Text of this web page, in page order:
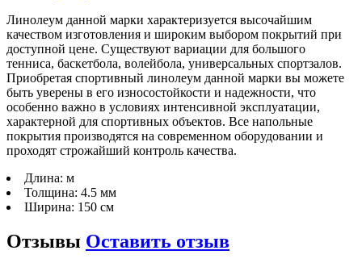
Линолеум данной марки характеризуется высочайшим
качеством изготовления и широким выбором покрытий при
доступной цене. Существуют вариации для большого
тенниса, баскетбола, волейбола, универсальных спортзалов.
Приобретая спортивный линолеум данной марки вы можете
быть уверены в его износостойкости и надежности, что
особенно важно в условиях интенсивной эксплуатации,
характерной для спортивных объектов. Все напольные
покрытия производятся на современном оборудовании и
проходят строжайший контроль качества.
Длина: м
Толщина: 4.5 мм
Ширина: 150 см
Отзывы Оставить отзыв